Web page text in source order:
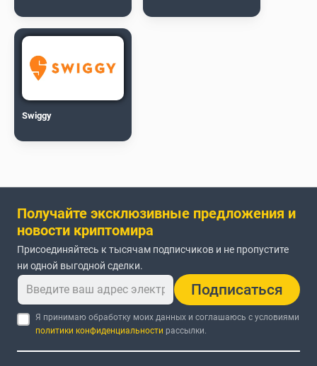
Swiggy
Получайте эксклюзивные предложения и
новости криптомира
Присоединяйтесь к тысячам подписчиков и не пропустите
ни одной выгодной сделки.
Подписаться
Я принимаю обработку моих данных и соглашаюсь с условиями
политики конфиденциальности рассылки.